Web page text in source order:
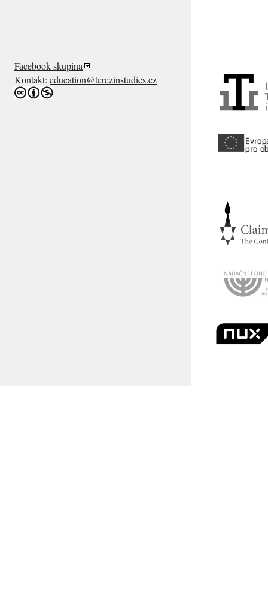
Facebook skupina
Kontakt: education@terezinstudies.cz